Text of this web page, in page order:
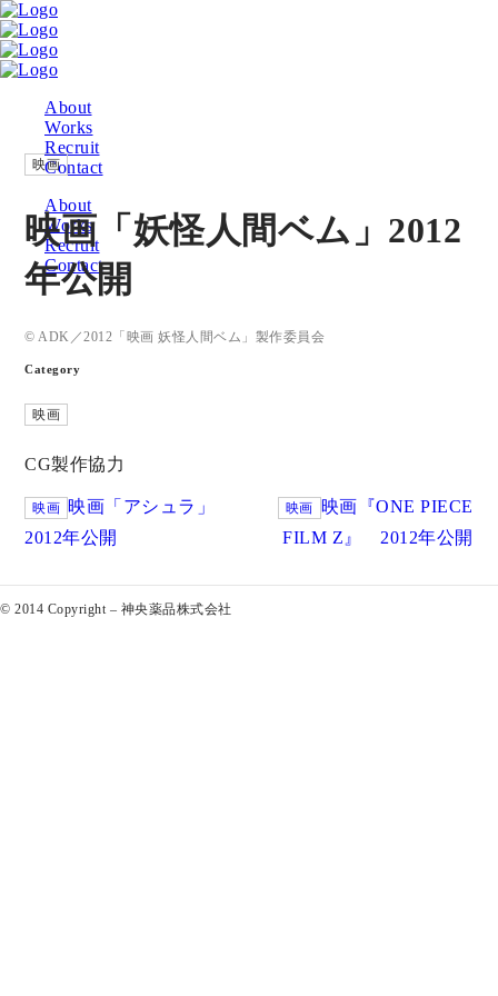
About
Works
Recruit
Contact
About
Works
Recruit
Contact
映画
映画「妖怪人間ベム」2012
年公開
© ADK／2012「映画 妖怪人間ベム」製作委員会
Category
映画
CG製作協力
映画 映画「アシュラ」
2012年公開
映画
映画『ONE PIECE
FILM Z』 2012年公開
© 2014 Copyright – 神央薬品株式会社